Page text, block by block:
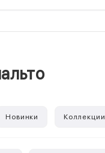
Новинки Коллекции